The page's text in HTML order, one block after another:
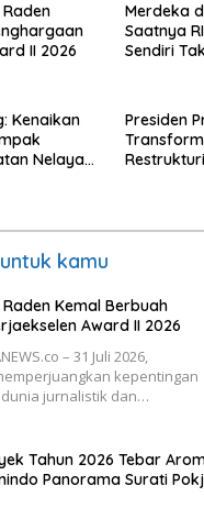
II 2026
Merdeka
Saatnya
Sendiri
Kenaikan
Nelayan
Presiden
kamu
Kemal Berbuah
Award II 2026
– 31 Juli 2026,
kepentingan
jurnalistik dan…
Tahun 2026 Tebar
Panorama Surati